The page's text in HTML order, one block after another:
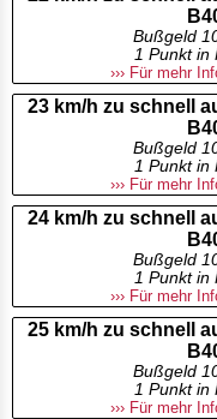
Bußgeld
1 Punkt in
››› Für mehr
23 km/h zu schnell
Bußgeld
1 Punkt in
››› Für mehr
24 km/h zu schnell
Bußgeld
1 Punkt in
››› Für mehr
25 km/h zu schnell
Bußgeld
1 Punkt in
››› Für mehr